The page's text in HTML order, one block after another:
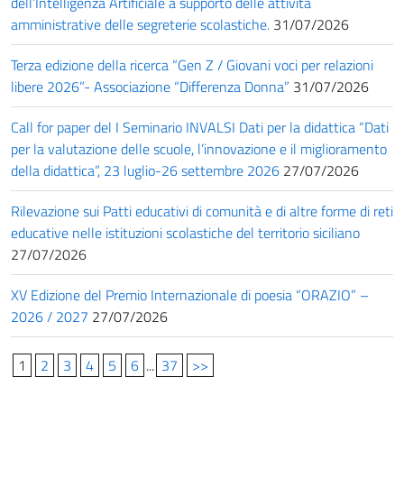
amministrative delle segreterie scolastiche. 31/07/2026
Terza edizione della ricerca “Gen Z / Giovani voci per relazioni
libere 2026”- Associazione “Differenza Donna” 31/07/2026
Call for paper del I Seminario INVALSI Dati per la didattica “Dati
per la valutazione delle scuole, l’innovazione e il miglioramento
della didattica”, 23 luglio-26 settembre 2026 27/07/2026
Rilevazione sui Patti educativi di comunità e di altre forme di reti
educative nelle istituzioni scolastiche del territorio siciliano
27/07/2026
XV Edizione del Premio Internazionale di poesia “ORAZIO” –
2026 / 2027 27/07/2026
1 2 3 4 5 6 ... 37 >>